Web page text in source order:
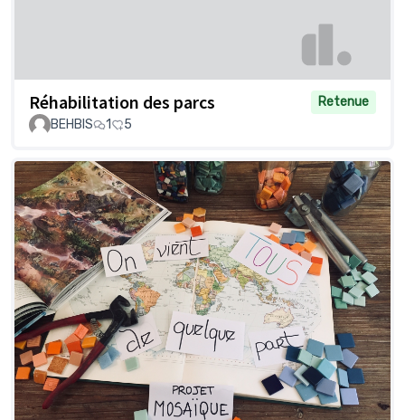
Réhabilitation des parcs
Retenue
BEHBIS
1 5